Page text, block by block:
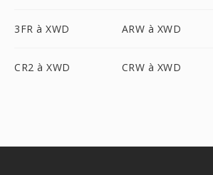
3FR à XWD ARW à XWD
CR2 à XWD CRW à XWD